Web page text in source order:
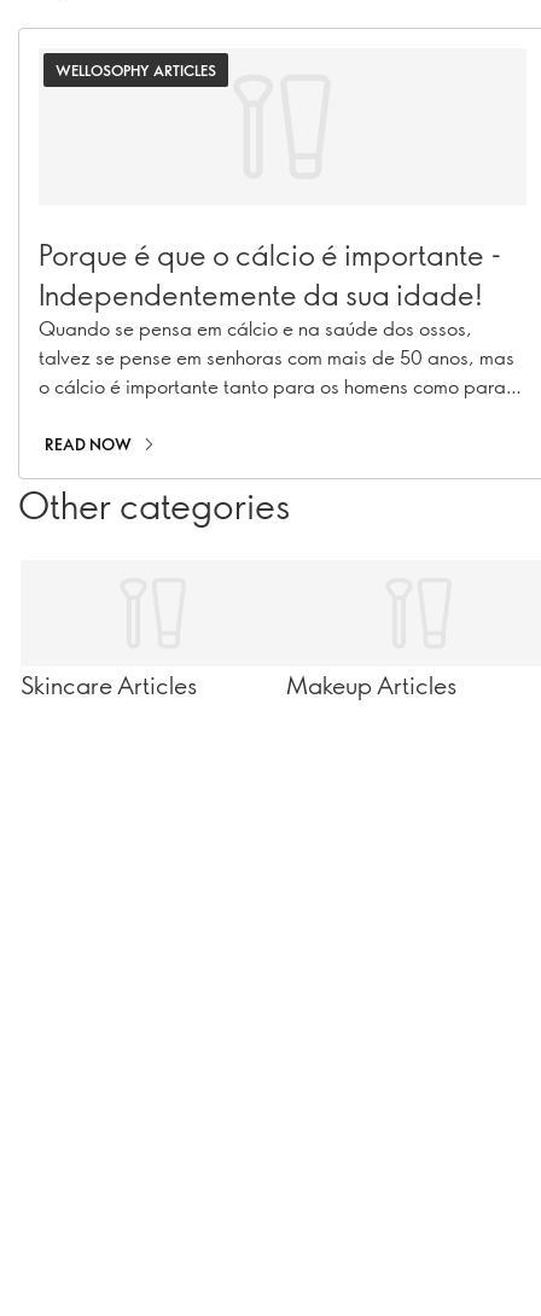
WELLOSOPHY ARTICLES
Porque é que o cálcio é importante -
Independentemente da sua idade!
Quando se pensa em cálcio e na saúde dos ossos,
talvez se pense em senhoras com mais de 50 anos, mas
o cálcio é importante tanto para os homens como para
idade adulta. Descubra porque é que o cálcio é
importante em todas as idades e como se pode
certificar de que você - e aqueles de quem gosta - estão
a receber o suficiente.
READ NOW
Other categories
Skincare Articles Makeup Articles